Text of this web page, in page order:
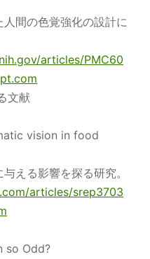
間の色覚強化の設計に
articles/PMC60
文献
vision in food
える影響を探る研究。
articles/srep3703
so Odd?